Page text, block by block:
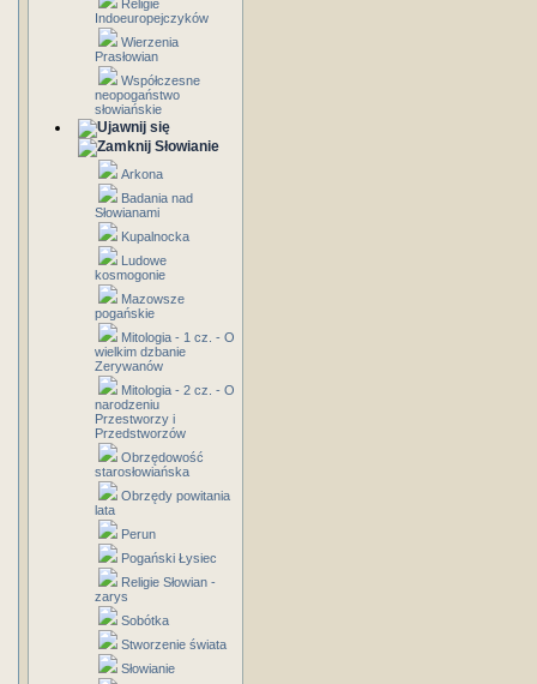
Religie
Indoeuropejczyków
Wierzenia
Prasłowian
Współczesne
neopogaństwo
słowiańskie
Słowianie
Arkona
Badania nad
Słowianami
Kupalnocka
Ludowe
kosmogonie
Mazowsze
pogańskie
Mitologia - 1 cz. - O
wielkim dzbanie
Zerywanów
Mitologia - 2 cz. - O
narodzeniu
Przestworzy i
Przedstworzów
Obrzędowość
starosłowiańska
Obrzędy powitania
lata
Perun
Pogański Łysiec
Religie Słowian -
zarys
Sobótka
Stworzenie świata
Słowianie